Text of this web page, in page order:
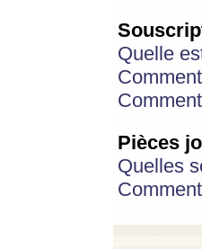
Quelle
Pièces
Quelles